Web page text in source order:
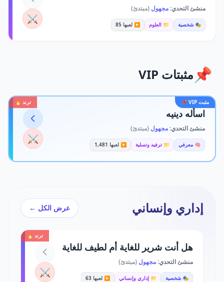
منشئ التحدي:مجهول (مبتدئ)
🎭 شخصية 📁 العلوم ▶️ لعبها 85 ⚔️
📌 مثبتات VIP
مثبت VIP 📌 ترند 🔥
اسأله دينيه
منشئ التحدي:مجهول (مبتدئ)
🧠 معرفي 📁 ترفيه وتسلية ▶️ لعبها 1,481 ⚔️
إداري وإنساني عرض الكل ←
ترند 🔥
هل أنت شرير للغاية أم لطيف للغاية
منشئ التحدي:مجهول (مبتدئ)
🎭 شخصية 📁 إداري وإنساني ▶️ لعبها 63 ⚔️